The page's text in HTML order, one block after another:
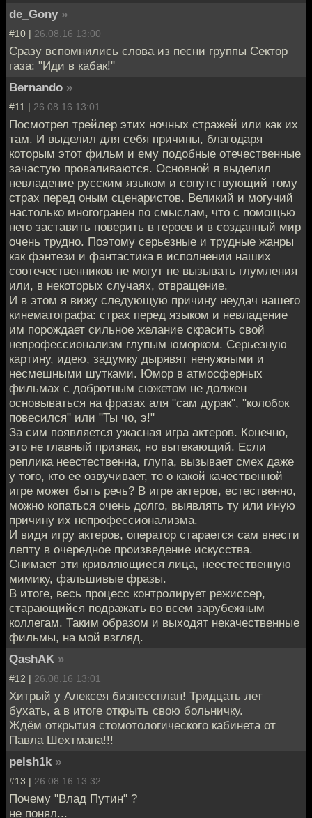
de_Gony »
#10 | 26.08.16 13:00
Сразу вспомнились слова из песни группы Сектор
газа: "Иди в кабак!"
Bernando »
#11 | 26.08.16 13:01
Посмотрел трейлер этих ночных стражей или как их
там. И выделил для себя причины, благодаря
которым этот фильм и ему подобные отечественные
зачастую проваливаются. Основной я выделил
невладение русским языком и сопутствующий тому
страх перед оным сценаристов. Великий и могучий
настолько многогранен по смыслам, что с помощью
него заставить поверить в героев и в созданный мир
очень трудно. Поэтому серьезные и трудные жанры
как фэнтези и фантастика в исполнении наших
соотечественников не могут не вызывать глумления
или, в некоторых случаях, отвращение.
И в этом я вижу следующую причину неудач нашего
кинематографа: страх перед языком и невладение
им порождает сильное желание скрасить свой
непрофессионализм глупым юморком. Серьезную
картину, идею, задумку дырявят ненужными и
несмешными шутками. Юмор в атмосферных
фильмах с добротным сюжетом не должен
основываться на фразах аля "сам дурак", "колобок
повесился" или "Ты чо, э!"
За сим появляется ужасная игра актеров. Конечно,
это не главный признак, но вытекающий. Если
реплика неестественна, глупа, вызывает смех даже
у того, кто ее озвучивает, то о какой качественной
игре может быть речь? В игре актеров, естественно,
можно копаться очень долго, выявлять ту или иную
причину их непрофессионализма.
И видя игру актеров, оператор старается сам внести
лепту в очередное произведение искусства.
Снимает эти кривляющиеся лица, неестественную
мимику, фальшивые фразы.
В итоге, весь процесс контролирует режиссер,
старающийся подражать во всем зарубежным
коллегам. Таким образом и выходят некачественные
фильмы, на мой взгляд.
QashAK »
#12 | 26.08.16 13:01
Хитрый у Алексея бизнессплан! Тридцать лет
бухать, а в итоге открыть свою больничку.
Ждём открытия стомотологического кабинета от
Павла Шехтмана!!!
pelsh1k »
#13 | 26.08.16 13:32
Почему "Влад Путин" ?
не понял...